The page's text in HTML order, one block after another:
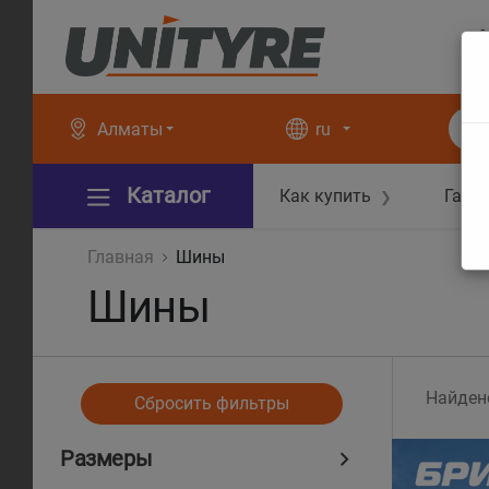
Алматы ru
Каталог Как купить ❯
Главная Шины
Шины
Сбросить фильтры
Размеры